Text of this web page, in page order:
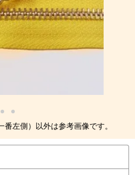
左側）以外は参考画像です。